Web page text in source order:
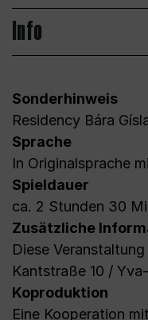
Info
Sonderhinweis
Residency Bára
Sprache
In Originalsprache
Spieldauer
ca. 2 Stunden 30
Zusätzliche
Diese
Kantstraße 10 /
Koproduktion
Eine Kooperation